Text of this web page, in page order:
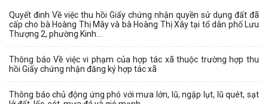
Quyết đinh Về việc thu hồi Giấy chứng nhận quyền sử dụng đất đã
cấp cho bà Hoàng Thị Mây và bà Hoàng Thị Xây tại tổ dân phố Lưu
Thượng 2, phường Kinh...
Thông báo Về việc vi phạm của hợp tác xã thuộc trường hợp thu
hồi Giấy chứng nhận đăng ký hợp tác xã
Thông báo chủ động ứng phó với mưa lớn, lũ, ngập lụt, lũ quét, sạt